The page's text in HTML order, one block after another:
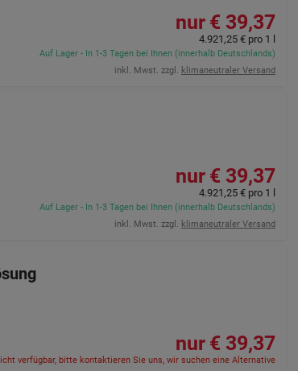
39,37 €
Auf Lager - In 1-3 Tagen bei Ihnen (innerhalb Deutschlands)
inkl. Mwst. zzgl. klimaneutraler Versand
4.921,25 €pro 1 l
39,37 €
Auf Lager - In 1-3 Tagen bei Ihnen (innerhalb Deutschlands)
inkl. Mwst. zzgl. klimaneutraler Versand
4.921,25 €pro 1 l
39,37 €
verfügbar, bitte kontaktieren Sie uns, wir suchen eine Alternative